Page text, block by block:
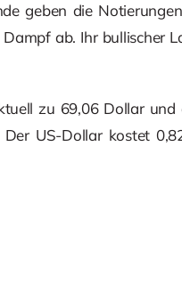
geben die
ab. Ihr bullischer
zu 69,06 Dollar
US-Dollar kostet